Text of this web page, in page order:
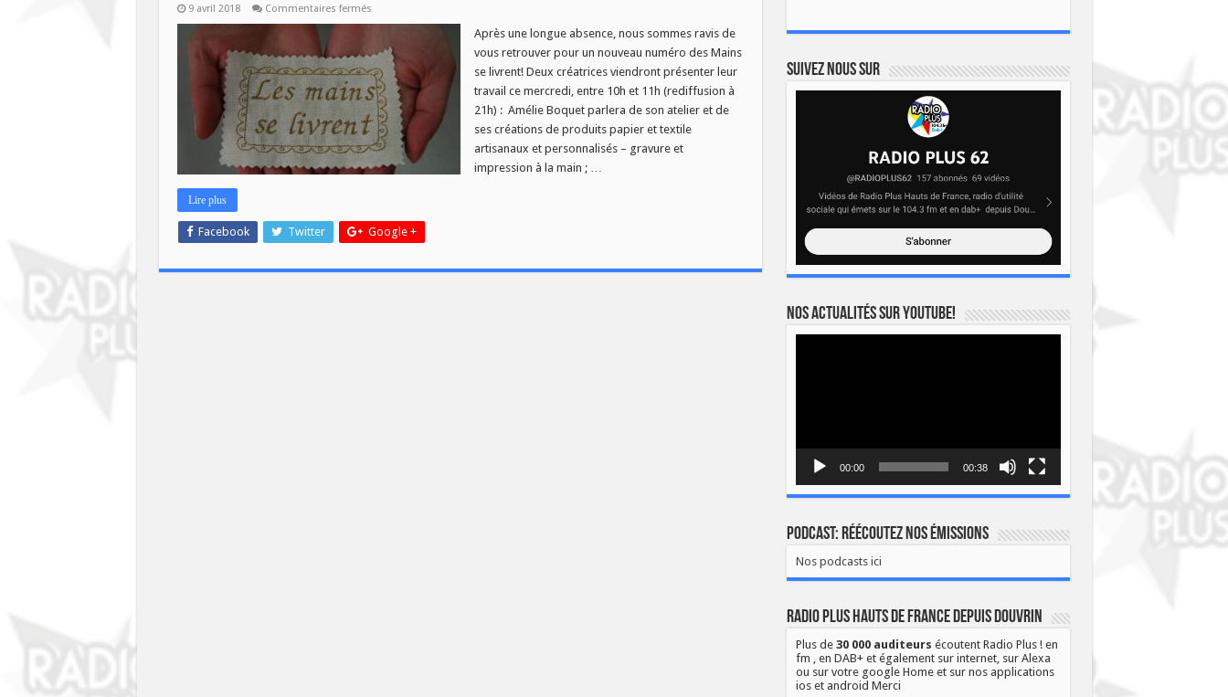
9 avril 2018 Commentaires ferméssur
livrent
–
rdv
avec
2
créatrices
ce
mercredi
11
avril!
Après une longue absence, nous sommes ravis de
vous retrouver pour un nouveau numéro des Mains
se livrent! Deux créatrices viendront présenter leur
travail ce mercredi, entre 10h et 11h (rediffusion à
21h) : Amélie Boquet parlera de son atelier et de
ses créations de produits papier et textile
artisanaux et personnalisés – gravure et
impression à la main ; …
Lire plus
Facebook Twitter Google +
Suivez nous sur
Nos actualités sur YOUTUBE!
00:00 00:38
Podcast: Réécoutez nos émissions
Nos podcasts ici
Radio Plus Hauts de France depuis Douvrin
Plus de 30 000 auditeurs écoutent Radio Plus ! en
fm , en DAB+ et également sur internet, sur Alexa
ou sur votre google Home et sur nos applications
ios et android Merci